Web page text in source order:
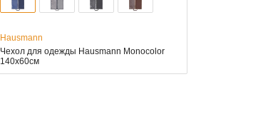
Hausmann
Чехол для одежды Hausmann Monocolor
140x60см